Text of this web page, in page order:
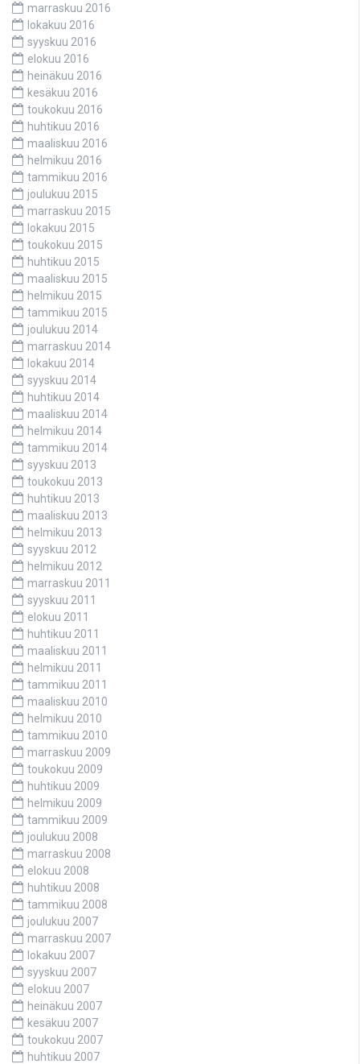
marraskuu 2016
lokakuu 2016
syyskuu 2016
elokuu 2016
heinäkuu 2016
kesäkuu 2016
toukokuu 2016
huhtikuu 2016
maaliskuu 2016
helmikuu 2016
tammikuu 2016
joulukuu 2015
marraskuu 2015
lokakuu 2015
toukokuu 2015
huhtikuu 2015
maaliskuu 2015
helmikuu 2015
tammikuu 2015
joulukuu 2014
marraskuu 2014
lokakuu 2014
syyskuu 2014
huhtikuu 2014
maaliskuu 2014
helmikuu 2014
tammikuu 2014
syyskuu 2013
toukokuu 2013
huhtikuu 2013
maaliskuu 2013
helmikuu 2013
syyskuu 2012
helmikuu 2012
marraskuu 2011
syyskuu 2011
elokuu 2011
huhtikuu 2011
maaliskuu 2011
helmikuu 2011
tammikuu 2011
maaliskuu 2010
helmikuu 2010
tammikuu 2010
marraskuu 2009
toukokuu 2009
huhtikuu 2009
helmikuu 2009
tammikuu 2009
joulukuu 2008
marraskuu 2008
elokuu 2008
huhtikuu 2008
tammikuu 2008
joulukuu 2007
marraskuu 2007
lokakuu 2007
syyskuu 2007
elokuu 2007
heinäkuu 2007
kesäkuu 2007
toukokuu 2007
huhtikuu 2007